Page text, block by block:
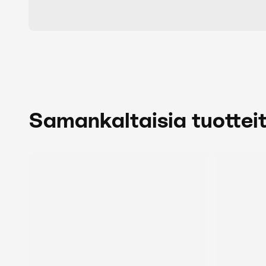
Samankaltaisia